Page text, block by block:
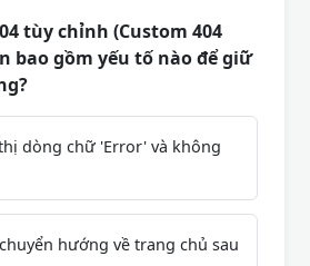
tùy chỉnh (Custom 404
bao gồm yếu tố nào để giữ
dòng chữ 'Error' và không
hướng về trang chủ sau